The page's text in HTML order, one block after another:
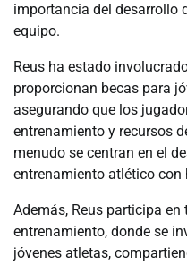
importancia del desarrollo
equipo.
Reus ha estado
proporcionan becas para
asegurando que los
entrenamiento y recursos
menudo se centran en el
entrenamiento atlético
Además, Reus participa
entrenamiento, donde se
jóvenes atletas,